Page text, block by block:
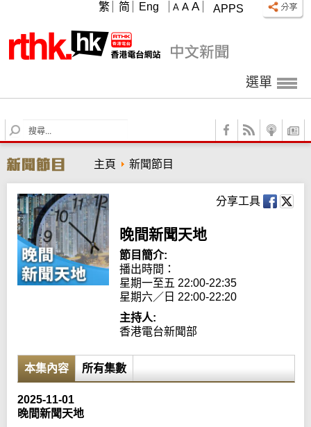
APPS
A A A
繁 简 Eng
選單
S
e
r
c
h
主頁 新聞節目
分享工具
晚間新聞天地
節目簡介:
播出時間：
星期一至五 22:00-22:35
星期六／日 22:00-22:20
主持人:
香港電台新聞部
本集內容 所有集數
2025-11-01
晚間新聞天地